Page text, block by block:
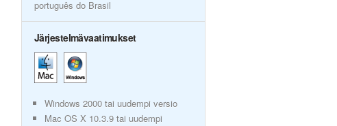
português do Brasil
Järjestelmävaatimukset
Windows 2000 tai uudempi versio
Mac OS X 10.3.9 tai uudempi